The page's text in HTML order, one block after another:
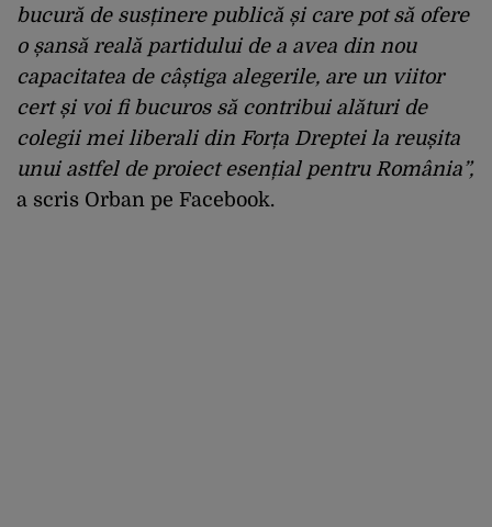
bucură de susținere publică și care pot să ofere
o șansă reală partidului de a avea din nou
capacitatea de câștiga alegerile, are un viitor
cert și voi fi bucuros să contribui alături de
colegii mei liberali din Forța Dreptei la reușita
unui astfel de proiect esențial pentru România”,
a scris Orban pe Facebook.